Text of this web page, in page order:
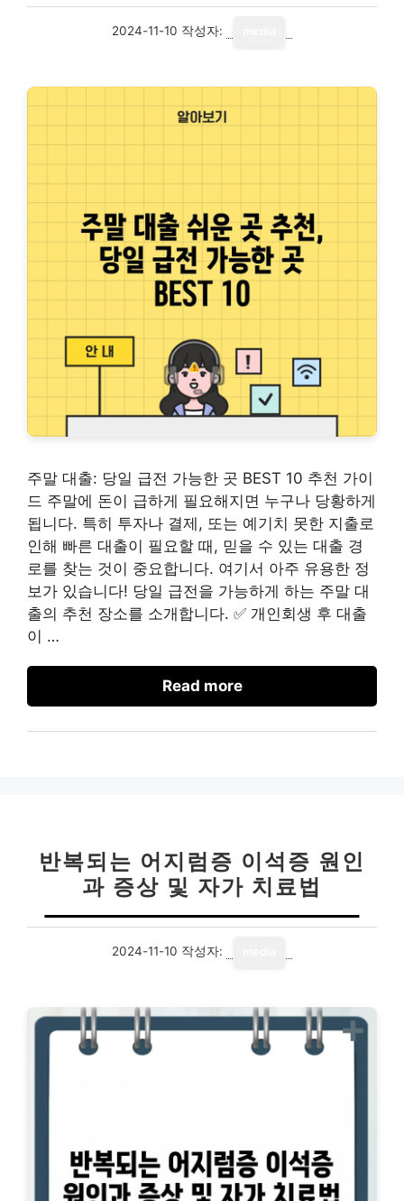
2024-11-10 작성자:
주말 대출: 당일 급전 가능한 곳 BEST 10 추천 가이
드 주말에 돈이 급하게 필요해지면 누구나 당황하게
됩니다. 특히 투자나 결제, 또는 예기치 못한 지출로
인해 빠른 대출이 필요할 때, 믿을 수 있는 대출 경
로를 찾는 것이 중요합니다. 여기서 아주 유용한 정
보가 있습니다! 당일 급전을 가능하게 하는 주말 대
출의 추천 장소를 소개합니다. ✅ 개인회생 후 대출
이 …
Read more
반복되는 어지럼증 이석증 원인
과 증상 및 자가 치료법
2024-11-10 작성자: